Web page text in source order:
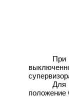
При
Для
положение